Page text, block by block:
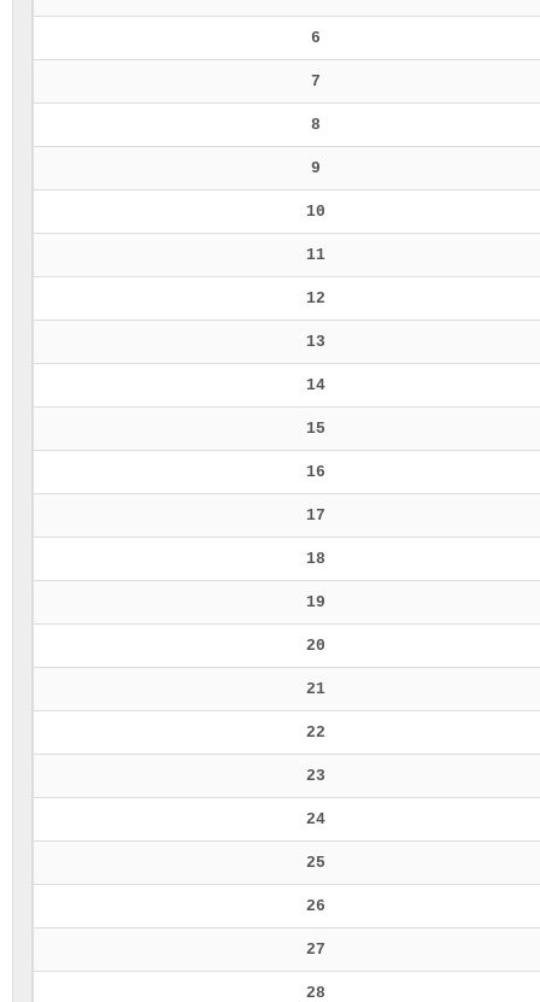
6
7
8
9
10
11
12
13
14
15
16
17
18
19
20
21
22
23
24
25
26
27
28